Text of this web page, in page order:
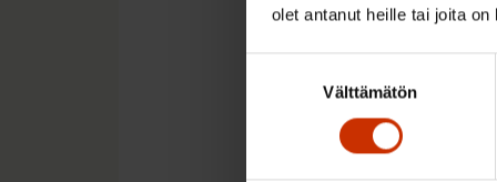
olet antanut heille tai joita
Välttämätön